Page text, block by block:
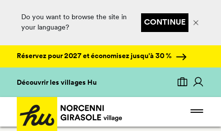
Do you want to browse the site in
your language?
CONTINUE
Réservez pour 2027 et économisez jusqu'à 30 %
Découvrir les villages Hu